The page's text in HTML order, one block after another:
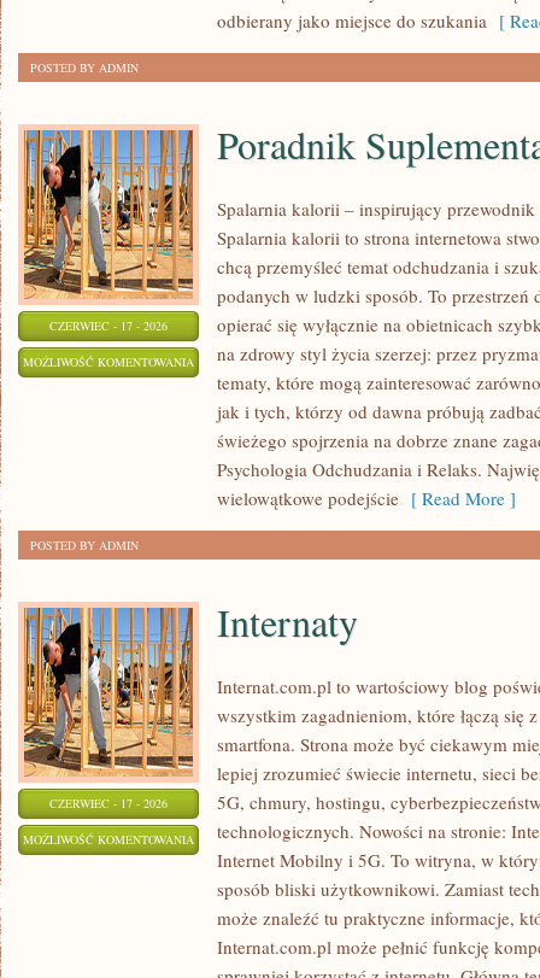
odbierany jako miejsce do szukania [
POSTED BY ADMIN
CZERWIEC - 17 - 2026
MOŻLIWOŚĆ KOMENTOWANIA PORADNIK
SUPLEMENTACYJNY
Poradnik
Spalarnia kalorii – inspirujący
Spalarnia kalorii to strona internetowa
chcą przemyśleć temat odchudzania i
podanych w ludzki sposób. To
opierać się wyłącznie na obietnicach
na zdrowy styl życia szerzej: przez
tematy, które mogą zainteresować
jak i tych, którzy od dawna próbują
świeżego spojrzenia na dobrze znane
Psychologia Odchudzania i Relaks.
wielowątkowe podejście [ Read More ]
POSTED BY ADMIN
CZERWIEC - 17 - 2026
MOŻLIWOŚĆ KOMENTOWANIA INTERNATY
Internaty
Internat.com.pl to wartościowy blog
wszystkim zagadnieniom, które łączą się
smartfona. Strona może być ciekawym
lepiej zrozumieć świecie internetu, sieci
5G, chmury, hostingu,
technologicznych. Nowości na stronie:
Internet Mobilny i 5G. To witryna, w
sposób bliski użytkownikowi. Zamiast
może znaleźć tu praktyczne informacje,
Internat.com.pl może pełnić funkcję